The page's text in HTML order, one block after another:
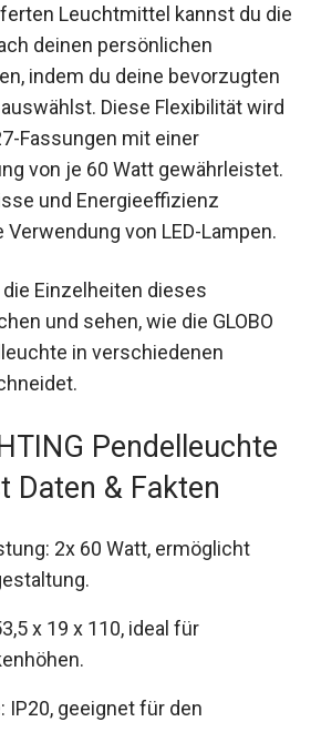
Leuchtmittel kannst du die
deinen persönlichen
indem du deine bevorzugten
Diese Flexibilität wird
Fassungen mit einer
von je 60 Watt gewährleistet.
und Energieeffizienz
von LED-Lampen.
Einzelheiten dieses
und sehen, wie die GLOBO
in verschiedenen
Pendelleuchte
Daten & Fakten
2x 60 Watt, ermöglicht
x 19 x 110, ideal für
IP20, geeignet für den